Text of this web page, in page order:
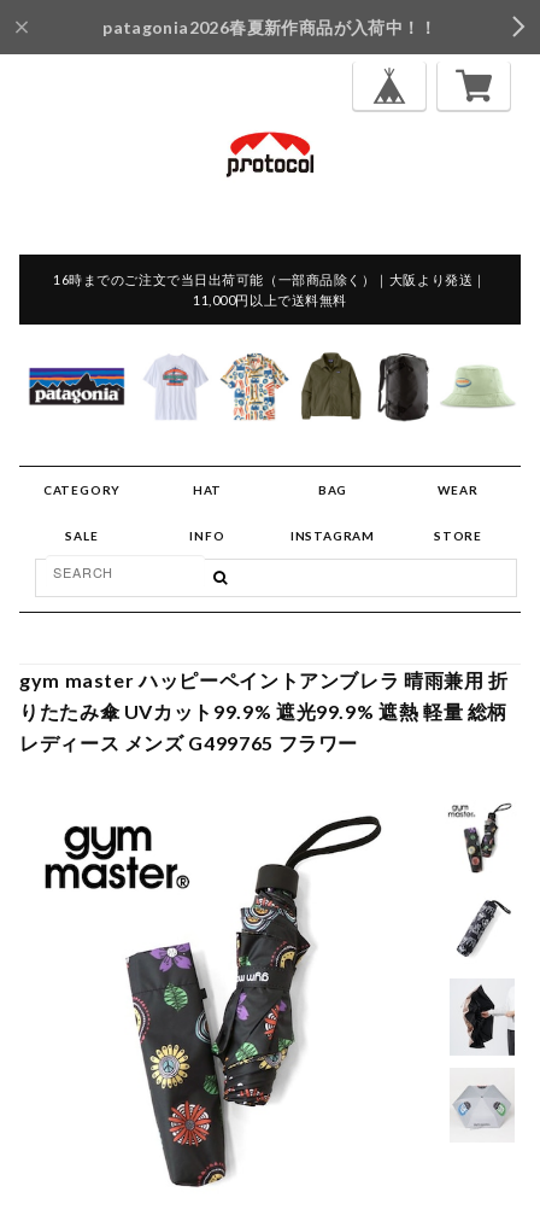
patagonia2026春夏新作商品が入荷中！！
16時までのご注文で当日出荷可能（一部商品除く）｜大阪より発送｜
11,000円以上で送料無料
CATEGORY HAT BAG WEAR
SALE INFO INSTAGRAM STORE
gym master ハッピーペイントアンブレラ 晴雨兼用 折
りたたみ傘 UVカット99.9% 遮光99.9% 遮熱 軽量 総柄
レディース メンズ G499765 フラワー